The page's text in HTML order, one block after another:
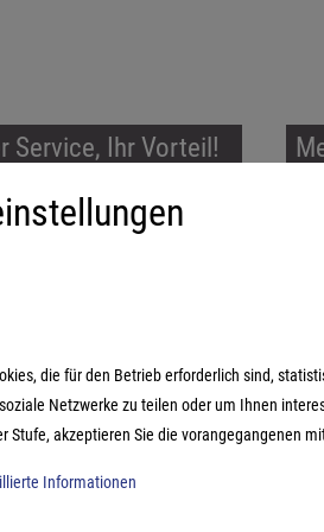
Service, Ihr Vorteil!
vor Ort für Sie da!
Kontakt und Beratung
die für den Betrieb erforderlich sind,
Netzwerke zu teilen oder um Ihnen
Stufe, akzeptieren Sie die vorangegangenen
Informationen